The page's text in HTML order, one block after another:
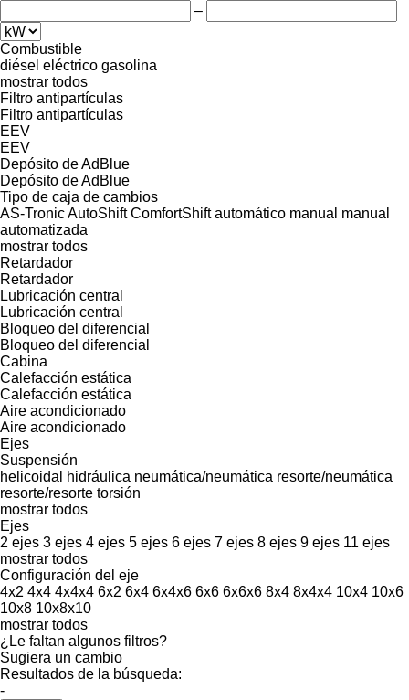
–
Combustible
diésel eléctrico gasolina
mostrar todos
Filtro antipartículas
Filtro antipartículas
EEV
EEV
Depósito de AdBlue
Depósito de AdBlue
Tipo de caja de cambios
AS-TronicAutoShift ComfortShift automático manual manual
automatizada
mostrar todos
Retardador
Retardador
Lubricación central
Lubricación central
Bloqueo del diferencial
Bloqueo del diferencial
Cabina
Calefacción estática
Calefacción estática
Aire acondicionado
Aire acondicionado
Ejes
Suspensión
helicoidal
hidráulica neumática/neumática resorte/neumática
resorte/resorte torsión
mostrar todos
Ejes
2 ejes 3 ejes 4 ejes 5 ejes 6 ejes 7 ejes 8 ejes 9 ejes 11 ejes
mostrar todos
Configuración del eje
4x2 4x4 4x4x4 6x2 6x4 6x4x6 6x6 6x6x6 8x4 8x4x4 10x4 10x6
10x8 10x8x10
mostrar todos
¿Le faltan algunos filtros?
Sugiera un cambio
Resultados de la búsqueda:
-